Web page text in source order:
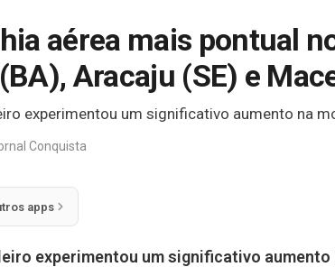
aérea mais pontual
Aracaju (SE) e
experimentou um significativo aumento na
Conquista
apps
experimentou um significativo